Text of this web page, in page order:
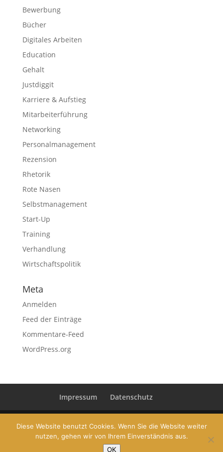
Bewerbung
Bücher
Digitales Arbeiten
Education
Gehalt
Justdiggit
Karriere & Aufstieg
Mitarbeiterführung
Networking
Personalmanagement
Rezension
Rhetorik
Rote Nasen
Selbstmanagement
Start-Up
Training
Verhandlung
Wirtschaftspolitik
Meta
Anmelden
Feed der Einträge
Kommentare-Feed
WordPress.org
Impressum Datenschutz
© 2019 Dr. Conrad Pramböck | Gehaltsberatung und
Diese Website benutzt Cookies. Wenn Sie die Website weiter
nutzen, gehen wir von Ihrem Einverständnis aus.
OK